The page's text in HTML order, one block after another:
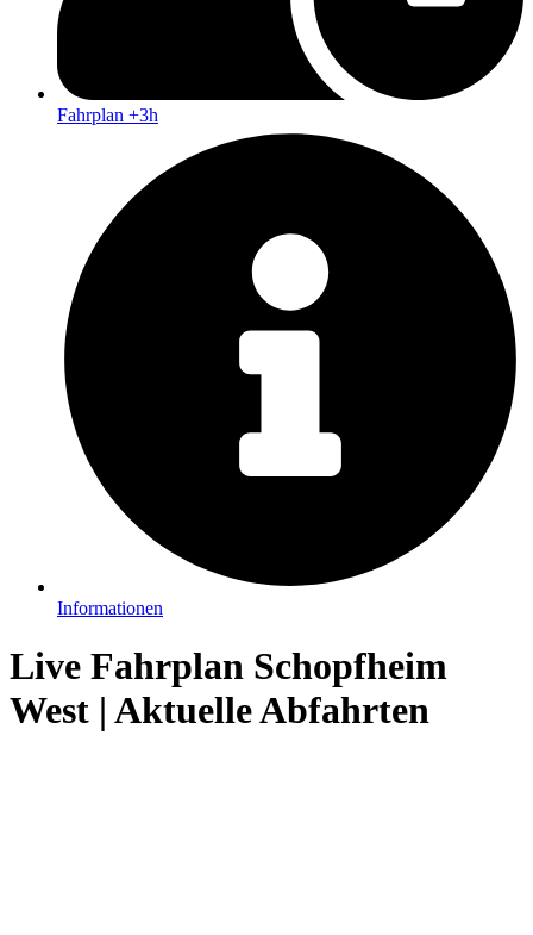
Fahrplan +3h
Informationen
Live Fahrplan Schopfheim
West | Aktuelle Abfahrten